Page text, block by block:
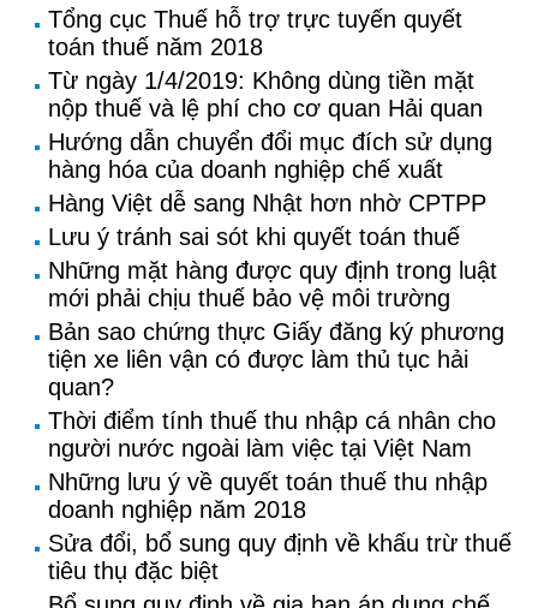
Tổng cục Thuế hỗ trợ trực tuyến quyết
toán thuế năm 2018
Từ ngày 1/4/2019: Không dùng tiền mặt
nộp thuế và lệ phí cho cơ quan Hải quan
Hướng dẫn chuyển đổi mục đích sử dụng
hàng hóa của doanh nghiệp chế xuất
Hàng Việt dễ sang Nhật hơn nhờ CPTPP
Lưu ý tránh sai sót khi quyết toán thuế
Những mặt hàng được quy định trong luật
mới phải chịu thuế bảo vệ môi trường
Bản sao chứng thực Giấy đăng ký phương
tiện xe liên vận có được làm thủ tục hải
quan?
Thời điểm tính thuế thu nhập cá nhân cho
người nước ngoài làm việc tại Việt Nam
Những lưu ý về quyết toán thuế thu nhập
doanh nghiệp năm 2018
Sửa đổi, bổ sung quy định về khấu trừ thuế
tiêu thụ đặc biệt